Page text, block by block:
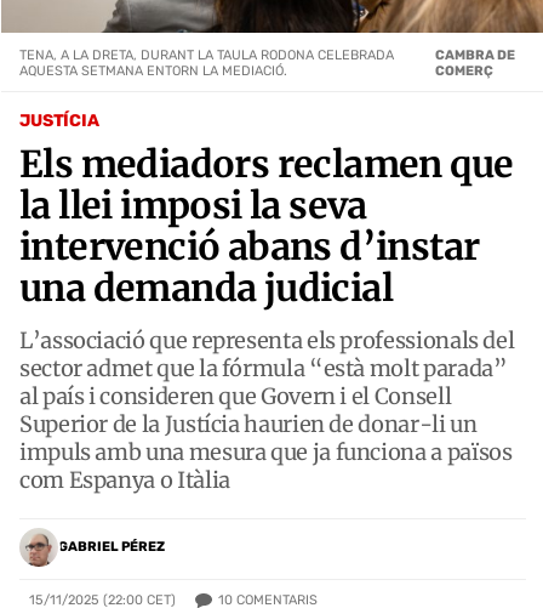
JUSTÍCIA
Els mediadors reclamen que
la llei imposi la seva
intervenció abans d’instar
una demanda judicial
L’associació que representa els professionals del
sector admet que la fórmula “està molt parada”
al país i consideren que Govern i el Consell
Superior de la Justícia haurien de donar-li un
impuls amb una mesura que ja funciona a països
com Espanya o Itàlia
GABRIEL PÉREZ
15/11/2025 (22:00 CET) 10 COMENTARIS
TENA, A LA DRETA, DURANT LA TAULA RODONA CELEBRADA
AQUESTA SETMANA ENTORN LA MEDIACIÓ.
CAMBRA DE
COMERÇ